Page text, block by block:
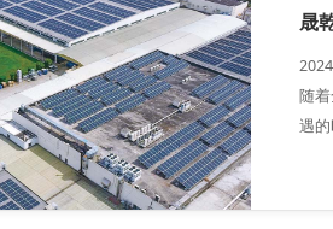
晟
随
遇